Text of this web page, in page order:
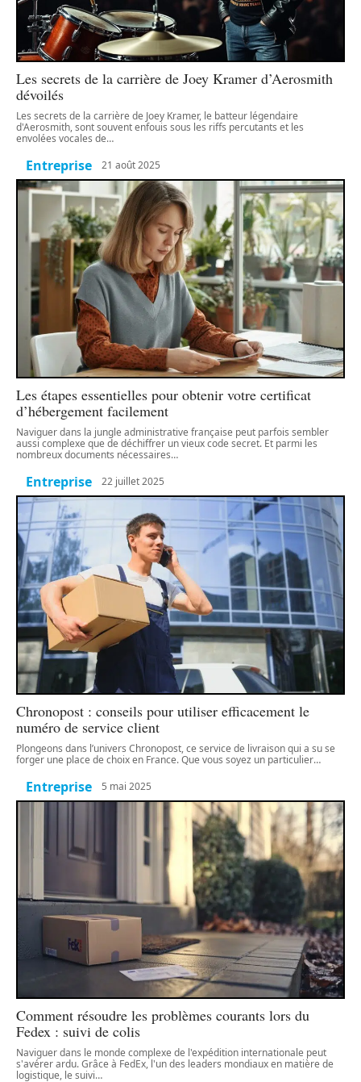
Les secrets de la carrière de Joey Kramer d’Aerosmith
dévoilés
Les secrets de la carrière de Joey Kramer, le batteur légendaire
d'Aerosmith, sont souvent enfouis sous les riffs percutants et les
envolées vocales de…
Entreprise 21 août 2025
Les étapes essentielles pour obtenir votre certificat
d’hébergement facilement
Naviguer dans la jungle administrative française peut parfois sembler
aussi complexe que de déchiffrer un vieux code secret. Et parmi les
nombreux documents nécessaires…
Entreprise 22 juillet 2025
Chronopost : conseils pour utiliser efficacement le
numéro de service client
Plongeons dans l’univers Chronopost, ce service de livraison qui a su se
forger une place de choix en France. Que vous soyez un particulier…
Entreprise 5 mai 2025
Comment résoudre les problèmes courants lors du
Fedex : suivi de colis
Naviguer dans le monde complexe de l'expédition internationale peut
s'avérer ardu. Grâce à FedEx, l'un des leaders mondiaux en matière de
logistique, le suivi…